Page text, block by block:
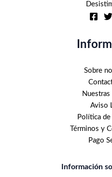
Sobre
Nuestras
Aviso
Política
Términos y
Pago
Información